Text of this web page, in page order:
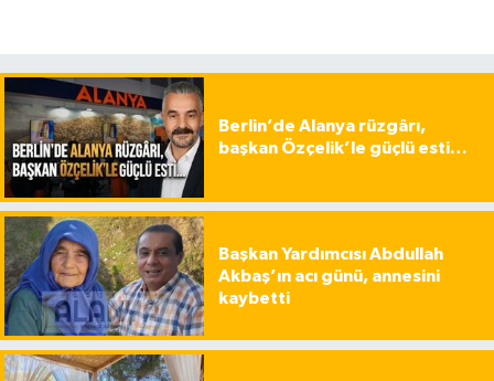
Berlin’de Alanya rüzgârı,
başkan Özçelik’le güçlü esti…
Başkan Yardımcısı Abdullah
Akbaş’ın acı günü, annesini
kaybetti